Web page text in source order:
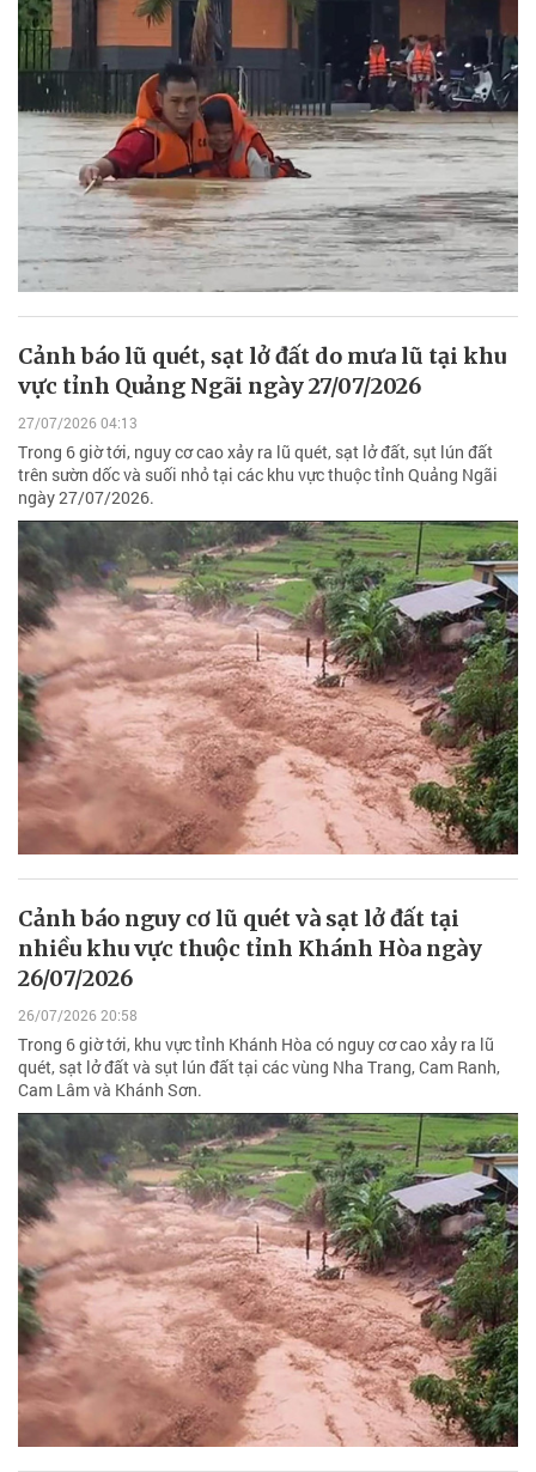
Cảnh báo lũ quét, sạt lở đất do mưa lũ tại khu
vực tỉnh Quảng Ngãi ngày 27/07/2026
27/07/2026 04:13
Trong 6 giờ tới, nguy cơ cao xảy ra lũ quét, sạt lở đất, sụt lún đất
trên sườn dốc và suối nhỏ tại các khu vực thuộc tỉnh Quảng Ngãi
ngày 27/07/2026.
Cảnh báo nguy cơ lũ quét và sạt lở đất tại
nhiều khu vực thuộc tỉnh Khánh Hòa ngày
26/07/2026
26/07/2026 20:58
Trong 6 giờ tới, khu vực tỉnh Khánh Hòa có nguy cơ cao xảy ra lũ
quét, sạt lở đất và sụt lún đất tại các vùng Nha Trang, Cam Ranh,
Cam Lâm và Khánh Sơn.